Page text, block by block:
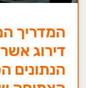
המדריך
דירוג
הנתונים